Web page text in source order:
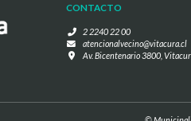
CONTACTO
2 2240 22 00
atencionalvecino@vitacura.cl
Av. Bicentenario 3800,